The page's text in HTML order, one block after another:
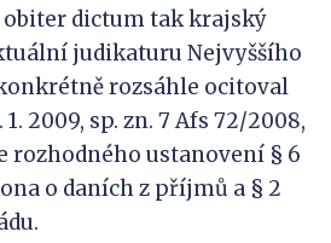
dictum tak krajský
judikaturu Nejvyššího
rozsáhle ocitoval
1. 2009, sp. zn. 7 Afs 72/2008,
rozhodného ustanovení § 6
o daních z příjmů a § 2